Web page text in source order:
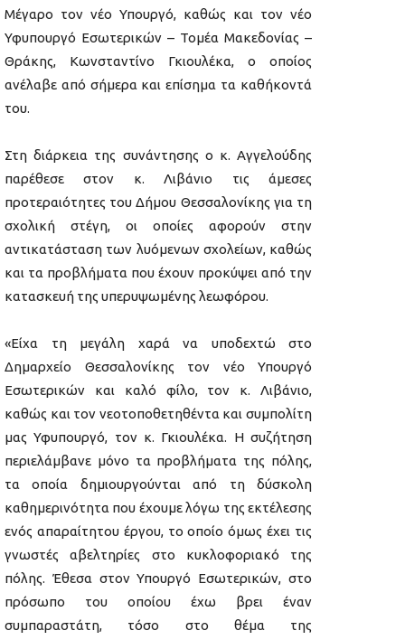
Μέγαρο τον νέο Υπουργό, καθώς και τον νέο
Υφυπουργό Εσωτερικών – Τομέα Μακεδονίας –
Θράκης, Κωνσταντίνο Γκιουλέκα, ο οποίος
ανέλαβε από σήμερα και επίσημα τα καθήκοντά
του.
Στη διάρκεια της συνάντησης ο κ. Αγγελούδης
παρέθεσε στον κ. Λιβάνιο τις άμεσες
προτεραιότητες του Δήμου Θεσσαλονίκης για τη
σχολική στέγη, οι οποίες αφορούν στην
αντικατάσταση των λυόμενων σχολείων, καθώς
και τα προβλήματα που έχουν προκύψει από την
κατασκευή της υπερυψωμένης λεωφόρου.
«Είχα τη μεγάλη χαρά να υποδεχτώ στο
Δημαρχείο Θεσσαλονίκης τον νέο Υπουργό
Εσωτερικών και καλό φίλο, τον κ. Λιβάνιο,
καθώς και τον νεοτοποθετηθέντα και συμπολίτη
μας Υφυπουργό, τον κ. Γκιουλέκα. Η συζήτηση
περιελάμβανε μόνο τα προβλήματα της πόλης,
τα οποία δημιουργούνται από τη δύσκολη
καθημερινότητα που έχουμε λόγω της εκτέλεσης
ενός απαραίτητου έργου, το οποίο όμως έχει τις
γνωστές αβελτηρίες στο κυκλοφοριακό της
πόλης. Έθεσα στον Υπουργό Εσωτερικών, στο
πρόσωπο του οποίου έχω βρει έναν
συμπαραστάτη, τόσο στο θέμα της